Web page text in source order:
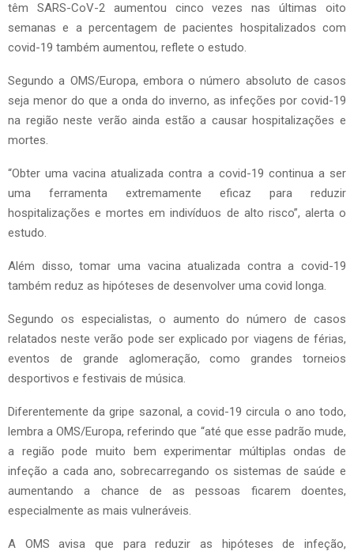
têm SARS-CoV-2 aumentou cinco vezes nas últimas oito
semanas e a percentagem de pacientes hospitalizados com
covid-19 também aumentou, reflete o estudo.
Segundo a OMS/Europa, embora o número absoluto de casos
seja menor do que a onda do inverno, as infeções por covid-19
na região neste verão ainda estão a causar hospitalizações e
mortes.
“Obter uma vacina atualizada contra a covid-19 continua a ser
uma ferramenta extremamente eficaz para reduzir
hospitalizações e mortes em indivíduos de alto risco”, alerta o
estudo.
Além disso, tomar uma vacina atualizada contra a covid-19
também reduz as hipóteses de desenvolver uma covid longa.
Segundo os especialistas, o aumento do número de casos
relatados neste verão pode ser explicado por viagens de férias,
eventos de grande aglomeração, como grandes torneios
desportivos e festivais de música.
Diferentemente da gripe sazonal, a covid-19 circula o ano todo,
lembra a OMS/Europa, referindo que “até que esse padrão mude,
a região pode muito bem experimentar múltiplas ondas de
infeção a cada ano, sobrecarregando os sistemas de saúde e
aumentando a chance de as pessoas ficarem doentes,
especialmente as mais vulneráveis.
A OMS avisa que para reduzir as hipóteses de infeção,